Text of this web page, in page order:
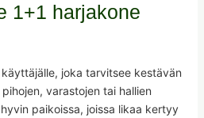
1+1 harjakone
joka tarvitsee kestävän
varastojen tai hallien
paikoissa, joissa likaa kertyy